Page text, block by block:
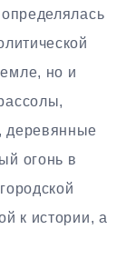
но и
деревянные
огонь в
к истории, а